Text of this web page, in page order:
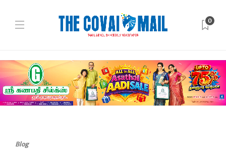
0
Blog